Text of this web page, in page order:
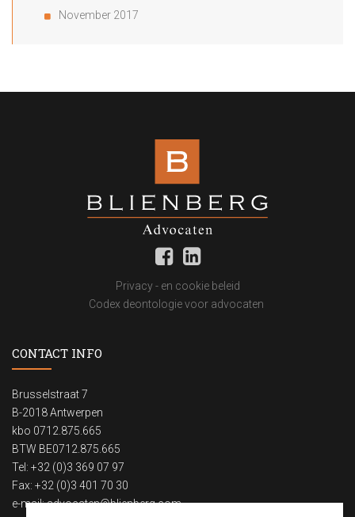
November 2017
Privacy - en cookie beleid
Codex deontologie voor advocaten
CONTACT INFO
Brusselstraat 7
B-2018 Antwerpen
kbo 0712.875.665
BTW BE0712.875.665
Tel: +32 (0)3 369 07 97
Fax: +32 (0)3 401 70 30
e-mail:advocaten@blienberg.com